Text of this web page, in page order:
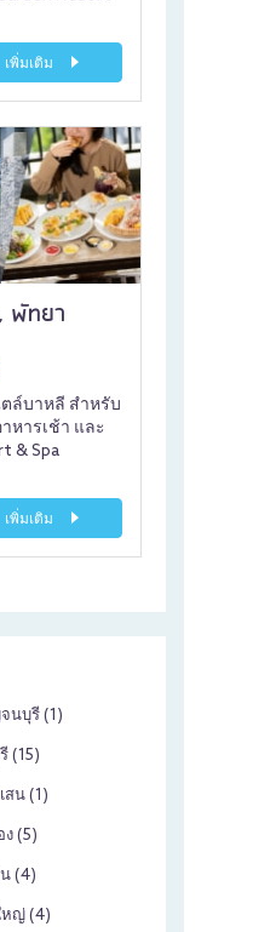
เพิ่มเติม
พัทยา
ล์บาหลี สำหรับ
หารเช้า และ
& Spa
เพิ่มเติม
นบุรี (1 )
(15)
สน (1 )
ง (5)
(4)
หญ่ (4)